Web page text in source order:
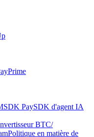
Prime
SDK PaySDK d'agent IA
BTC/
Politique en matière de